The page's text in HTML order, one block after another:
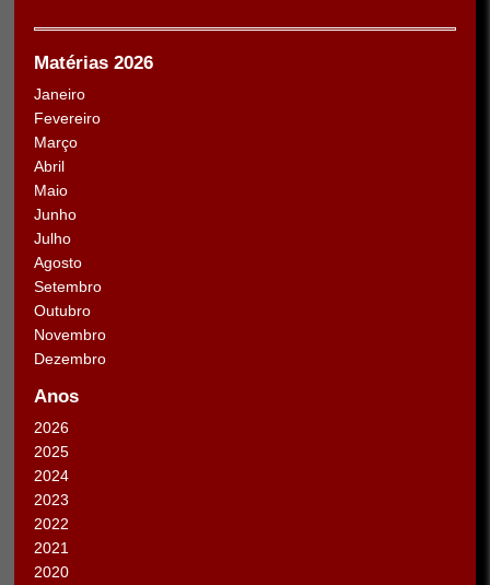
Matérias 2026
Janeiro
Fevereiro
Março
Abril
Maio
Junho
Julho
Agosto
Setembro
Outubro
Novembro
Dezembro
Anos
2026
2025
2024
2023
2022
2021
2020